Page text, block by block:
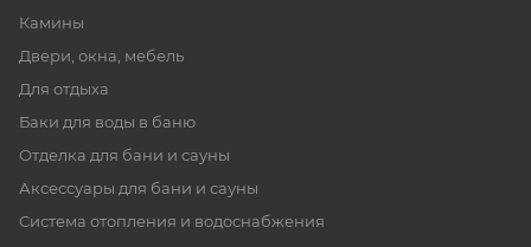
Камины
Двери, окна, мебель
Для отдыха
Баки для воды в баню
Отделка для бани и сауны
Аксессуары для бани и сауны
Система отопления и водоснабжения